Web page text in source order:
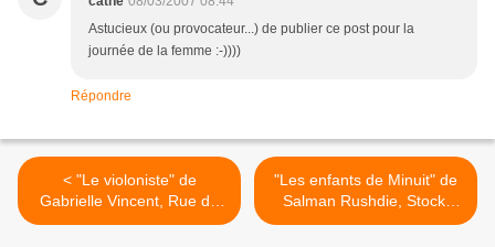
Astucieux (ou provocateur...) de publier ce post pour la
journée de la femme :-))))
Répondre
< "Le violoniste" de
Gabrielle Vincent, Rue du
monde, 2000 (JP), 2006 (F)
"Les enfants de Minuit" de
Salman Rushdie, Stock,
1981 (GB), 1983 (F) >